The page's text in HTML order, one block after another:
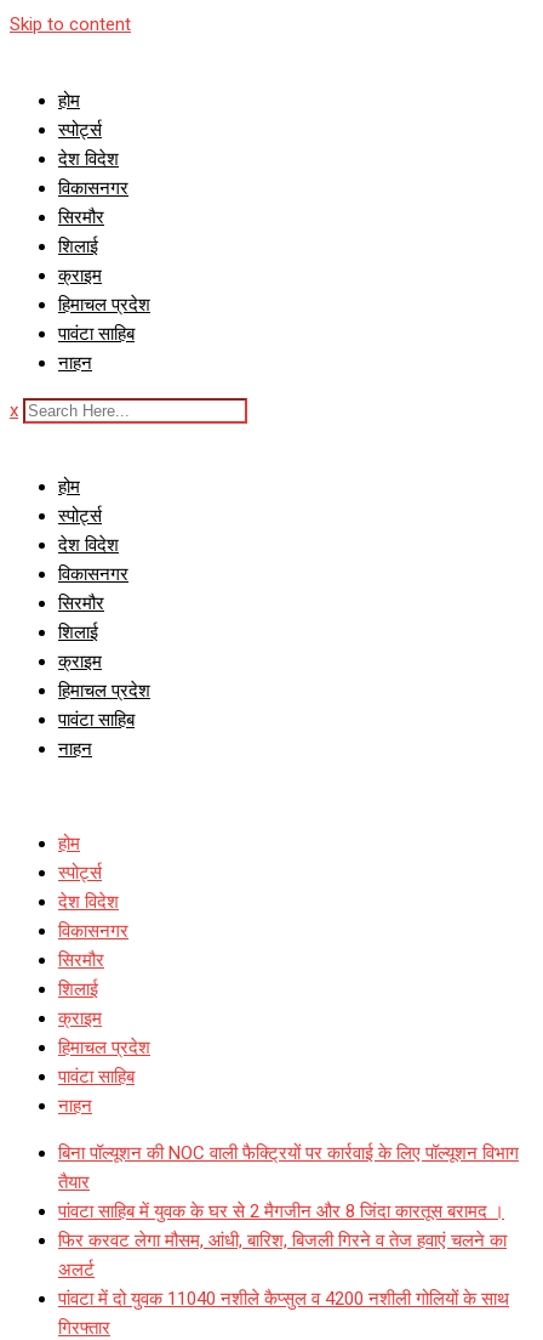
Skip to content
होम
स्पोर्ट्स
देश विदेश
विकासनगर
सिरमौर
शिलाई
क्राइम
हिमाचल प्रदेश
पावंटा साहिब
नाहन
x
होम
स्पोर्ट्स
देश विदेश
विकासनगर
सिरमौर
शिलाई
क्राइम
हिमाचल प्रदेश
पावंटा साहिब
नाहन
होम
स्पोर्ट्स
देश विदेश
विकासनगर
सिरमौर
शिलाई
क्राइम
हिमाचल प्रदेश
पावंटा साहिब
नाहन
बिना पॉल्यूशन की NOC वाली फैक्ट्रियों पर कार्रवाई के लिए पॉल्यूशन विभाग
तैयार
पांवटा साहिब में युवक के घर से 2 मैगजीन और 8 जिंदा कारतूस बरामद ।
फिर करवट लेगा मौसम, आंधी, बारिश, बिजली गिरने व तेज हवाएं चलने का
अलर्ट
पांवटा में दो युवक 11040 नशीले कैप्सुल व 4200 नशीली गोलियों के साथ
गिरफ्तार